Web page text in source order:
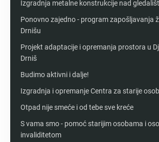
Izgradnja metalne konstrukcije nad
Ponovno zajedno - program zapošljavanja
Drnišu
Projekt adaptacije i opremanja prostora u
Drniš
Budimo aktivni i dalje!
Izgradnja i opremanje Centra za starije
Otpad nije smeće i od tebe sve kreće
S vama smo - pomoć starijim osobama i
invaliditetom